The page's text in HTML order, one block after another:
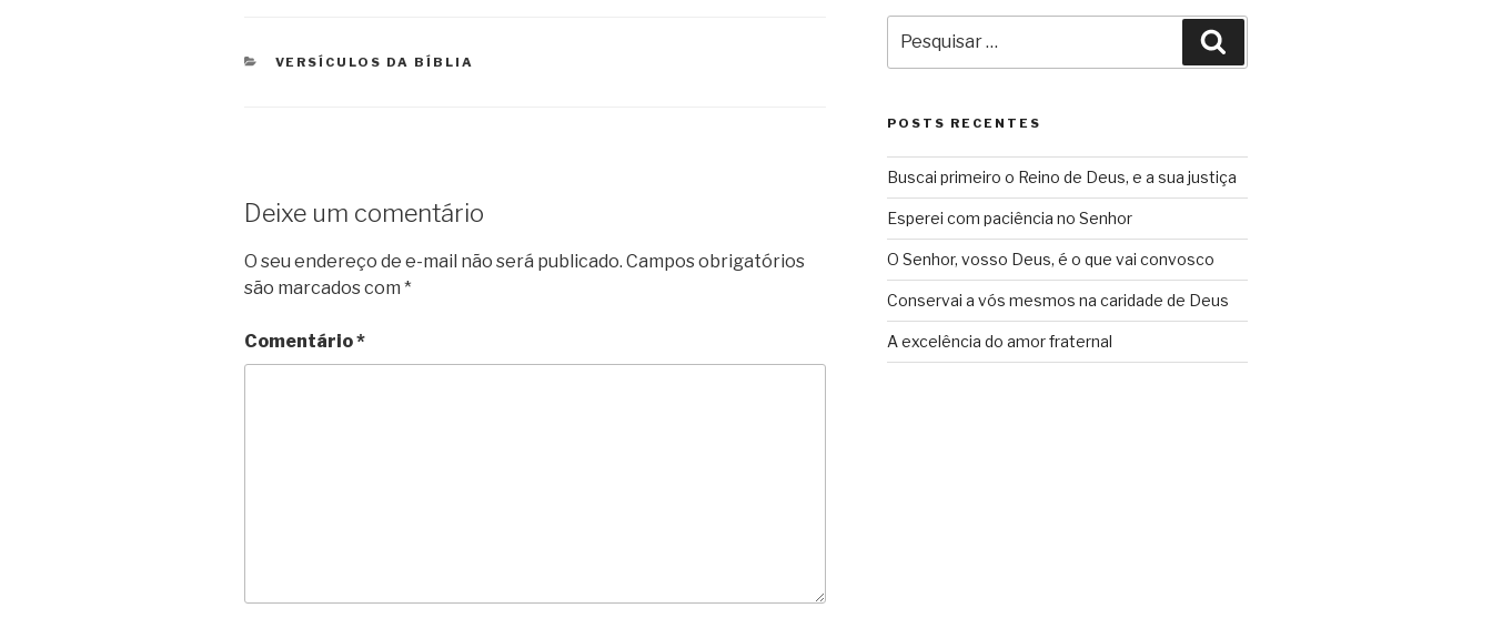
CATEGORIAS
VERSÍCULOS DA BÍBLIA
Deixe um comentário
O seu endereço de e-mail não será publicado. Campos obrigatórios
são marcados com *
Comentário*
por:
POSTS RECENTES
Buscai primeiro o Reino de Deus, e a sua justiça
Esperei com paciência no Senhor
O Senhor, vosso Deus, é o que vai convosco
Conservai a vós mesmos na caridade de Deus
A excelência do amor fraternal